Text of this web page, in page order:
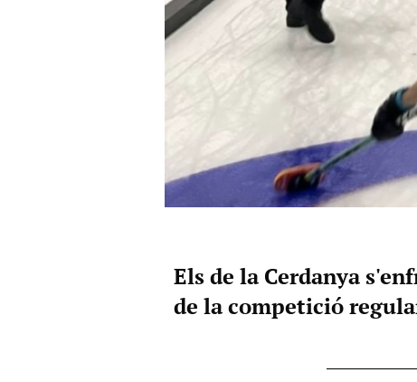
Els de la Cerdanya
de la competició